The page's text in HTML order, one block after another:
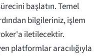
başlatın. Temel
bilgileriniz, işlem
iletilecektir.
platformlar aracılığıyla